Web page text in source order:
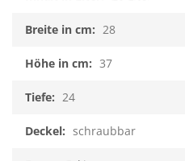
28
37
24
schraubbar